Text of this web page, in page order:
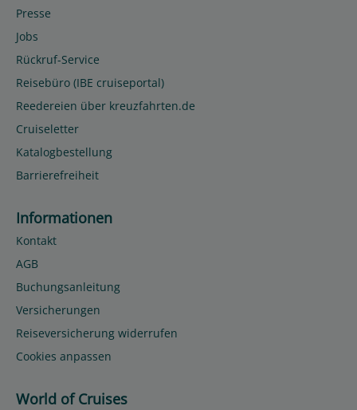
Presse
Jobs
Rückruf-Service
Reisebüro (IBE cruiseportal)
Reedereien über kreuzfahrten.de
Cruiseletter
Katalogbestellung
Barrierefreiheit
Informationen
Kontakt
AGB
Buchungsanleitung
Versicherungen
Reiseversicherung widerrufen
Cookies anpassen
World of Cruises